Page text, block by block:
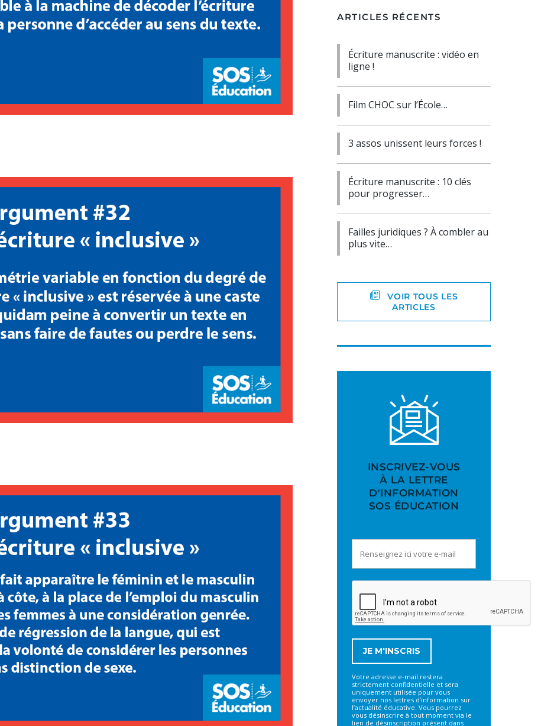
ARTICLES RÉCENTS
Écriture manuscrite : vidéo en
ligne !
Film CHOC sur l’École…
3 assos unissent leurs forces !
Écriture manuscrite : 10 clés
pour progresser…
Failles juridiques ? À combler au
plus vite…
VOIR TOUS LES
ARTICLES
INSCRIVEZ-VOUS
À LA LETTRE
D'INFORMATION
SOS ÉDUCATION
Votre adresse e-mail restera
strictement confidentielle et sera
uniquement utilisée pour vous
envoyer nos lettres d’information sur
l’actualité éducative. Vous pourrez
vous désinscrire à tout moment via le
lien de désinscription présent dans